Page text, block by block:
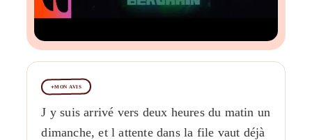
MON AVIS
J y suis arrivé vers deux heures du matin un
dimanche, et l attente dans la file vaut déjà